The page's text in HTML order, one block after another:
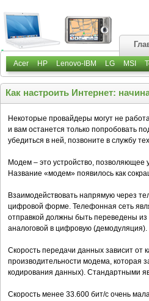
Acer HP Lenovo-IBM LG MSI
Как настроить Интернет:
Некоторые провайдеры могут не
и вам останется только попробовать
убедиться в ней, позвоните в службу
Модем – это устройство,
Название «модем» появилось как
Взаимодействовать напрямую через
цифровой форме. Телефонная сеть
отправкой должны быть переведены
аналоговой в цифровую
Скорость передачи данных зависит от
производительности модема, которая
кодирования данных). Стандартными
Скорость менее 33.600 бит/с очень